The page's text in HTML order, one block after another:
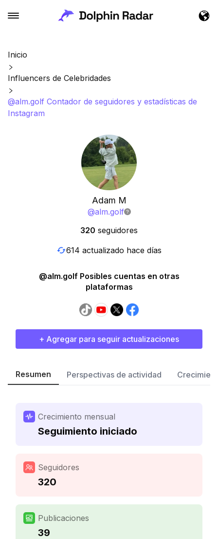
Inicio
Influencers de Celebridades
@alm.golf Contador de seguidores y estadísticas de
Instagram
Adam M
@alm.golf
320 seguidores
614 actualizado hace días
@alm.golf Posibles cuentas en otras
plataformas
+ Agregar para seguir actualizaciones
Resumen Perspectivas de actividad
Crecimiento mensual
Seguimiento iniciado
Seguidores
320
Publicaciones
39